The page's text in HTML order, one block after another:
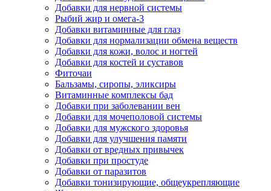
Добавки для нервной системы
Рыбий жир и омега-3
Добавки витаминные для глаз
Добавки для нормализации обмена веществ
Добавки для кожи, волос и ногтей
Добавки для костей и суставов
Фиточаи
Бальзамы, сиропы, эликсиры
Витаминные комплексы бад
Добавки при заболевании вен
Добавки для мочеполовой системы
Добавки для мужского здоровья
Добавки для улучшения памяти
Добавки от вредных привычек
Добавки при простуде
Добавки от паразитов
Добавки тонизирующие, общеукрепляющие